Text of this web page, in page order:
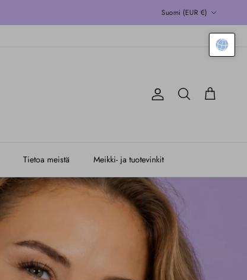
Suomi (EUR €)
Hae Kärry
Tietoa meistä Meikki- ja tuotevinkit